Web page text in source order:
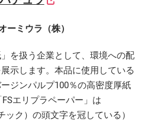
ーミウラ（株）
を扱う企業として、環境への配
示します。本品に使用している
ジンパルプ100％の高密度厚紙
FSエリプラペーパー」は
ク）の頭文字を冠している）